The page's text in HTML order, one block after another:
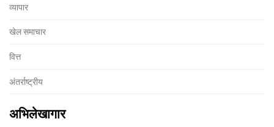
व्यापार
खेल समाचार
वित्त
अंतर्राष्ट्रीय
अभिलेखागार